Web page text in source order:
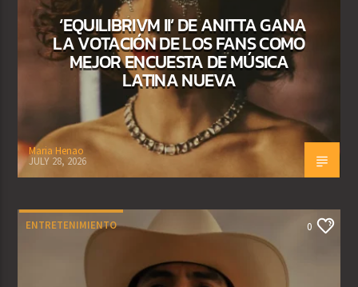
‘EQUILIBRIVM II’ DE ANITTA GANA
LA VOTACIÓN DE LOS FANS COMO
MEJOR ENCUESTA DE MÚSICA
LATINA NUEVA
Maria Henao
JULY 28, 2026
ENTRETENIMIENTO 0